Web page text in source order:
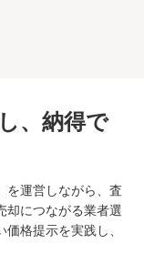
、納得で
を運営しながら、査
却につながる業者選
格提示を実践し、